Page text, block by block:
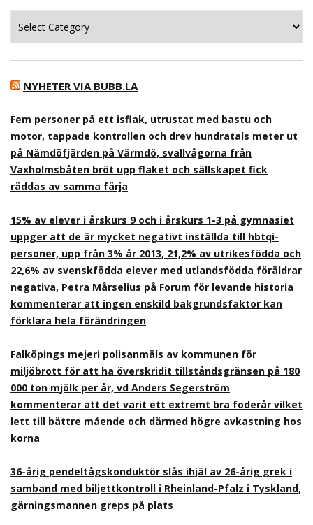
NYHETER VIA BUBB.LA
Fem personer på ett isflak, utrustat med bastu och
motor, tappade kontrollen och drev hundratals meter ut
på Nämdöfjärden på Värmdö, svallvågorna från
Vaxholmsbåten bröt upp flaket och sällskapet fick
räddas av samma färja
15% av elever i årskurs 9 och i årskurs 1-3 på gymnasiet
uppger att de är mycket negativt inställda till hbtqi-
personer, upp från 3% år 2013, 21,2% av utrikesfödda och
22,6% av svenskfödda elever med utlandsfödda föräldrar
negativa, Petra Mårselius på Forum för levande historia
kommenterar att ingen enskild bakgrundsfaktor kan
förklara hela förändringen
Falköpings mejeri polisanmäls av kommunen för
miljöbrott för att ha överskridit tillståndsgränsen på 180
000 ton mjölk per år, vd Anders Segerström
kommenterar att det varit ett extremt bra foderår vilket
lett till bättre mående och därmed högre avkastning hos
korna
36-årig pendeltågskonduktör slås ihjäl av 26-årig grek i
samband med biljettkontroll i Rheinland-Pfalz i Tyskland,
gärningsmannen greps på plats